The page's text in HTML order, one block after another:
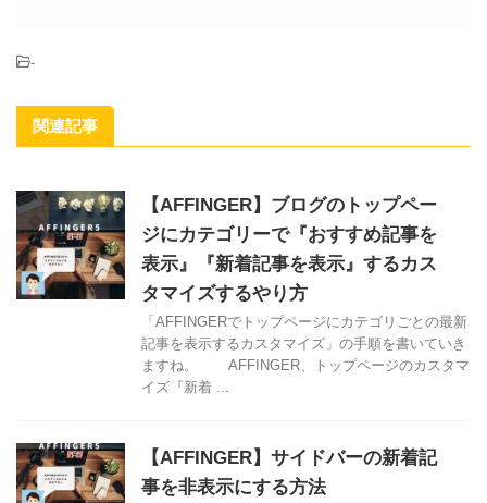
-
関連記事
【AFFINGER】ブログのトップペー
ジにカテゴリーで『おすすめ記事を
表示』『新着記事を表示』するカス
タマイズするやり方
「AFFINGERでトップページにカテゴリごとの最新
記事を表示するカスタマイズ」の手順を書いていき
ますね。 AFFINGER、トップページのカスタマ
イズ『新着 ...
【AFFINGER】サイドバーの新着記
事を非表示にする方法